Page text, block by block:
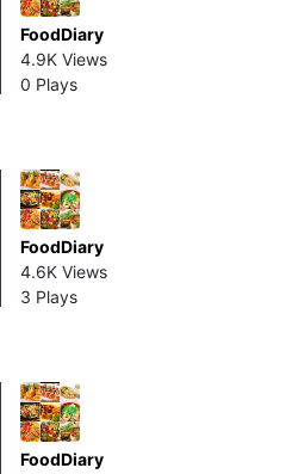
FoodDiary
4.9K Views
0 Plays
FoodDiary
4.6K Views
3 Plays
FoodDiary